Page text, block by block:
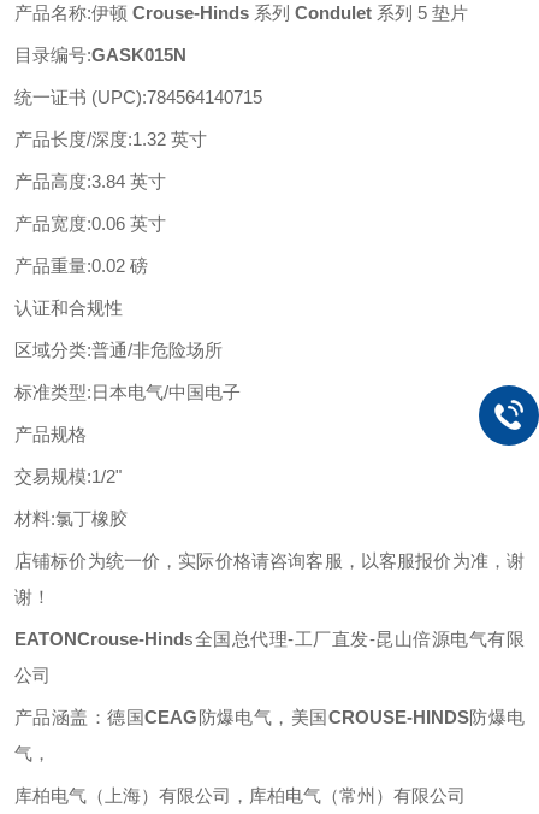
产品名称:伊顿 Crouse-Hinds 系列 Condulet 系列 5 垫片
目录编号:GASK015N
统一证书 (UPC):784564140715
产品长度/深度:1.32 英寸
产品高度:3.84 英寸
产品宽度:0.06 英寸
产品重量:0.02 磅
认证和合规性
区域分类:普通/非危险场所
标准类型:日本电气/中国电子
产品规格
交易规模:1/2"
材料:氯丁橡胶
店铺标价为统一价，实际价格请咨询客服，以客服报价为准，谢
谢！
EATONCrouse-Hinds全国总代理-工厂直发-昆山倍源电气有限
公司
产品涵盖：德国CEAG防爆电气，美国CROUSE-HINDS防爆电
气，
库柏电气（上海）有限公司，库柏电气（常州）有限公司